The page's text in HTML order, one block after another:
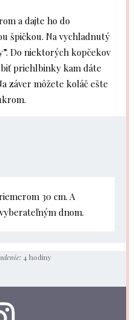
a dajte ho do
špičkou. Na vychladnutý
Do niektorých kopčekov
priehlbinky kam dáte
záver môžete koláč ešte
30 cm. A
dnom.
4 hodiny